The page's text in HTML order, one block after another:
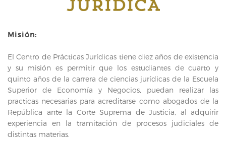
Misión:
El Centro de Prácticas Jurídicas tiene diez años de existencia
y su misión es permitir que los estudiantes de cuarto y
quinto años de la carrera de ciencias jurídicas de la Escuela
Superior de Economía y Negocios, puedan realizar las
practicas necesarias para acreditarse como abogados de la
República ante la Corte Suprema de Justicia, al adquirir
experiencia en la tramitación de procesos judiciales de
distintas materias.